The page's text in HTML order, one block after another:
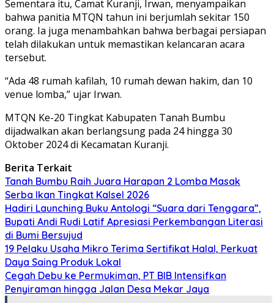
Sementara itu, Camat Kuranji, Irwan, menyampaikan
bahwa panitia MTQN tahun ini berjumlah sekitar 150
orang. Ia juga menambahkan bahwa berbagai persiapan
telah dilakukan untuk memastikan kelancaran acara
tersebut.
“Ada 48 rumah kafilah, 10 rumah dewan hakim, dan 10
venue lomba,” ujar Irwan.
MTQN Ke-20 Tingkat Kabupaten Tanah Bumbu
dijadwalkan akan berlangsung pada 24 hingga 30
Oktober 2024 di Kecamatan Kuranji.
Berita Terkait
Tanah Bumbu Raih Juara Harapan 2 Lomba Masak
Serba Ikan Tingkat Kalsel 2026
Hadiri Launching Buku Antologi “Suara dari Tenggara”,
Bupati Andi Rudi Latif Apresiasi Perkembangan Literasi
di Bumi Bersujud
19 Pelaku Usaha Mikro Terima Sertifikat Halal, Perkuat
Daya Saing Produk Lokal
Cegah Debu ke Permukiman, PT BIB Intensifkan
Penyiraman hingga Jalan Desa Mekar Jaya